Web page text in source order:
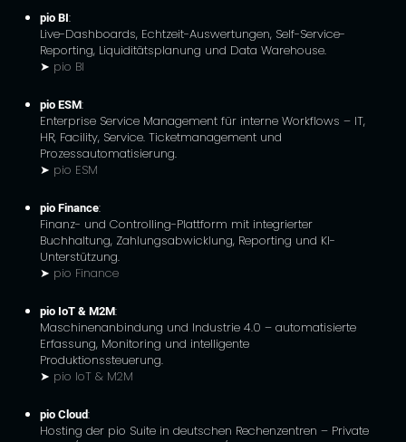
pio BI:
Live-Dashboards, Echtzeit-Auswertungen, Self-Service-
Reporting, Liquiditätsplanung und Data Warehouse.
➤ pio BI
pio ESM:
Enterprise Service Management für interne Workflows – IT,
HR, Facility, Service. Ticketmanagement und
Prozessautomatisierung.
➤ pio ESM
pio Finance:
Finanz- und Controlling-Plattform mit integrierter
Buchhaltung, Zahlungsabwicklung, Reporting und KI-
Unterstützung.
➤ pio Finance
pio IoT & M2M:
Maschinenanbindung und Industrie 4.0 – automatisierte
Erfassung, Monitoring und intelligente
Produktionssteuerung.
➤ pio IoT & M2M
pio Cloud:
Hosting der pio Suite in deutschen Rechenzentren – Private